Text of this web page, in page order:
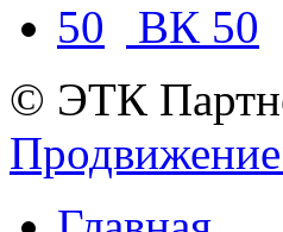
ВК 50
© ЭТК